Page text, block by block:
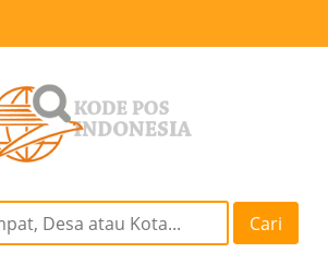
Cari